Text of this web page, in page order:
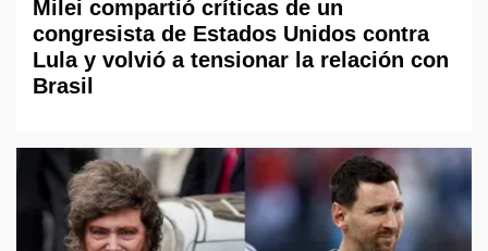
Milei compartió críticas de un
congresista de Estados Unidos contra
Lula y volvió a tensionar la relación con
Brasil